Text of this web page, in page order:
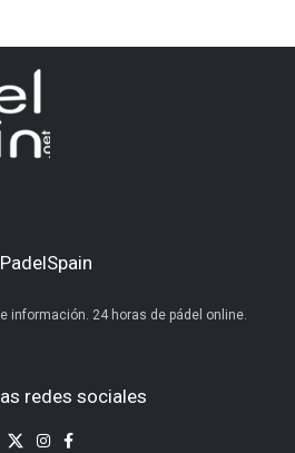
PadelSpain
información. 24 horas de pádel online.
redes sociales